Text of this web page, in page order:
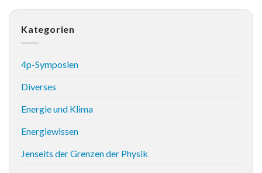
Kategorien
4p-Symposien
Diverses
Energie und Klima
Energiewissen
Jenseits der Grenzen der Physik